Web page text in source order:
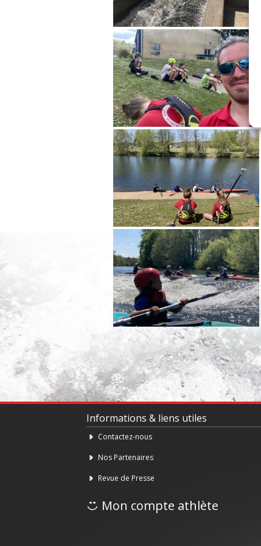
Informations & liens utiles
Contactez-nous
Nos Partenaires
Revue de Presse
Mon compte athlète